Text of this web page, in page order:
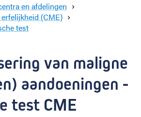
en afdelingen
(CME)
test
a
k
t
e
r
van maligne
aandoeningen -
test CME